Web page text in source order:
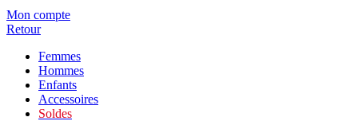
Mon compte
Retour
Femmes
Hommes
Enfants
Accessoires
Soldes